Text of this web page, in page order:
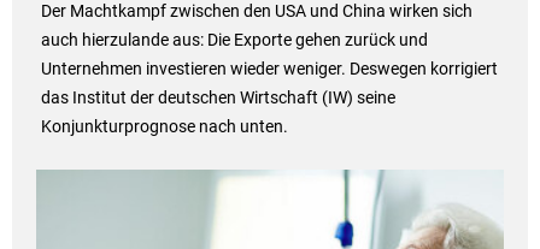
Der Machtkampf zwischen den USA und China wirken sich
auch hierzulande aus: Die Exporte gehen zurück und
Unternehmen investieren wieder weniger. Deswegen korrigiert
das Institut der deutschen Wirtschaft (IW) seine
Konjunkturprognose nach unten.